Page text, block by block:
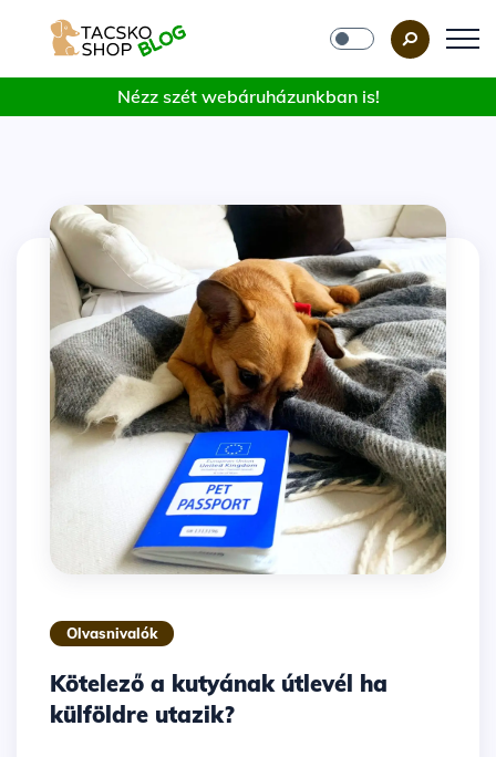
Nézz szét webáruházunkban is!
Olvasnivalók
Kötelező a kutyának útlevél ha
külföldre utazik?